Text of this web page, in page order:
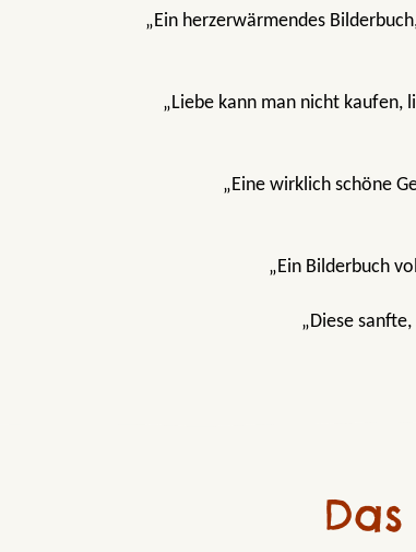
„Ein herzerwärmendes
„Liebe kann man nicht
„Eine wirklich schöne
„Ein Bilderbuch
„Diese
„Ein Buch über